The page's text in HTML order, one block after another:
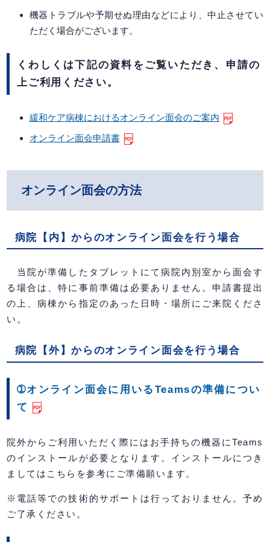
機器トラブルや予期せぬ理由などにより、中止させてい
ただく場合がございます。
くわしくは下記の資料をご覧いただき、申請の
上ご利用ください。
緩和ケア病棟におけるオンライン面会のご案内
オンライン面会申請書
オンライン面会の方法
病院【内】からのオンライン面会を行う場合
当院が準備したタブレットにて病院内別室から面会す
る場合は、特に事前準備は必要ありません。申請書提出
の上、病棟から指定のあった日時・場所にご来院くださ
い。
病院【外】からのオンライン面会を行う場合
➀オンライン面会に用いるTeamsの準備につい
て
院外からご利用いただく際にはお手持ちの機器にTeams
のインストールが必要となります。インストールにつき
ましてはこちらを参考にご準備願います。
※電話等での技術的サポートは行っておりません。予め
ご了承ください。